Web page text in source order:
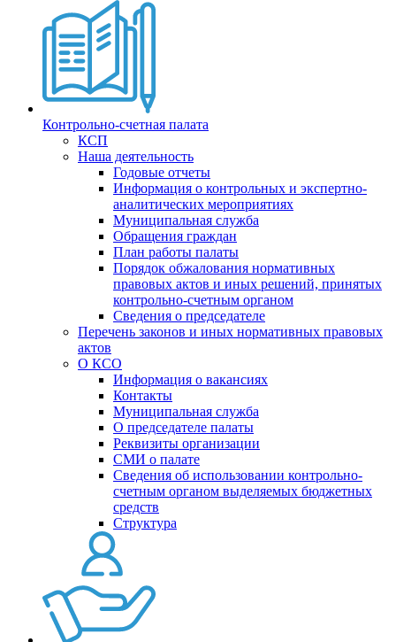
Контрольно-счетная палата
КСП
Наша деятельность
Годовые отчеты
Информация о контрольных и экспертно-
аналитических мероприятиях
Муниципальная служба
Обращения граждан
План работы палаты
Порядок обжалования нормативных
правовых актов и иных решений, принятых
контрольно-счетным органом
Сведения о председателе
Перечень законов и иных нормативных правовых
актов
О КСО
Информация о вакансиях
Контакты
Муниципальная служба
О председателе палаты
Реквизиты организации
СМИ о палате
Сведения об использовании контрольно-
счетным органом выделяемых бюджетных
средств
Структура